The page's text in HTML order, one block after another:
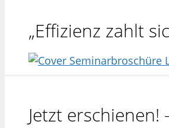
„Effizienz zahlt
Jetzt